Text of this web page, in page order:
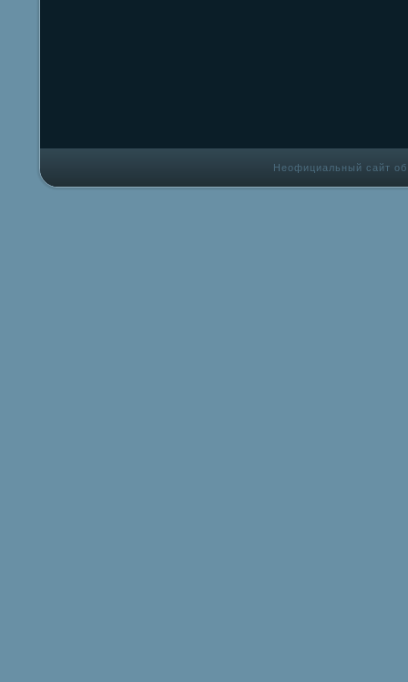
Неофициальный сайт